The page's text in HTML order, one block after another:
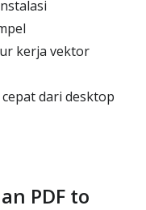
kerja vektor
dari desktop
PDF to